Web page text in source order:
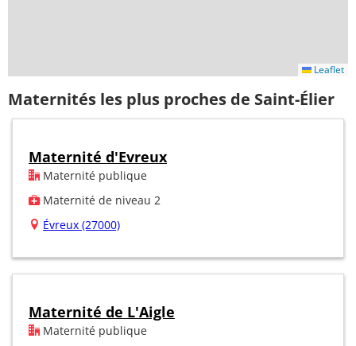
Leaflet
Maternités les plus proches de Saint-Élier
Maternité d'Evreux
Maternité publique
Maternité de niveau 2
Évreux (27000)
Maternité de L'Aigle
Maternité publique